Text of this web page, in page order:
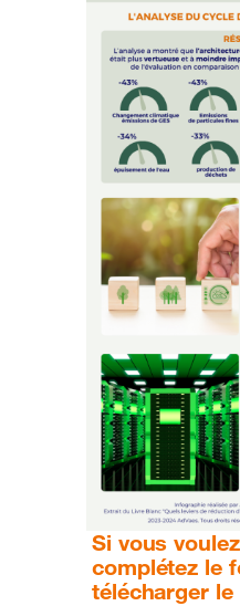
Si vous
complétez le
télécharger le